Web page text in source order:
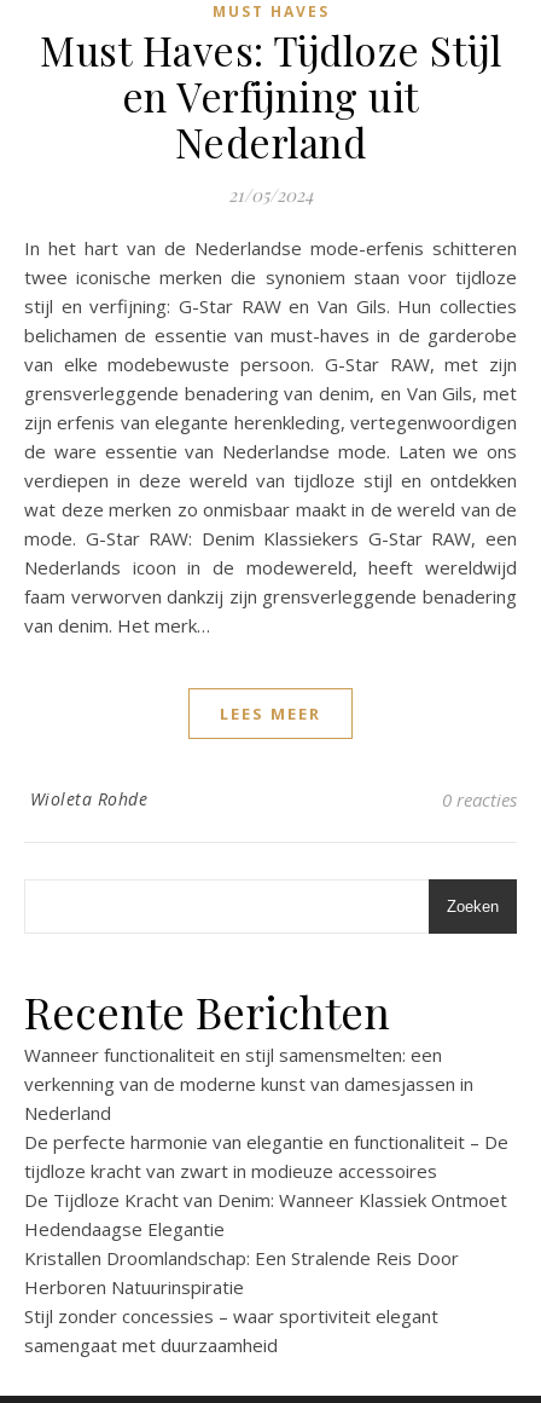
MUST HAVES
Must Haves: Tijdloze Stijl
en Verfijning uit
Nederland
21/05/2024
In het hart van de Nederlandse mode-erfenis schitteren
twee iconische merken die synoniem staan voor tijdloze
stijl en verfijning: G-Star RAW en Van Gils. Hun collecties
belichamen de essentie van must-haves in de garderobe
van elke modebewuste persoon. G-Star RAW, met zijn
grensverleggende benadering van denim, en Van Gils, met
zijn erfenis van elegante herenkleding, vertegenwoordigen
de ware essentie van Nederlandse mode. Laten we ons
verdiepen in deze wereld van tijdloze stijl en ontdekken
wat deze merken zo onmisbaar maakt in de wereld van de
mode. G-Star RAW: Denim Klassiekers G-Star RAW, een
Nederlands icoon in de modewereld, heeft wereldwijd
faam verworven dankzij zijn grensverleggende benadering
van denim. Het merk…
LEES MEER
Wioleta Rohde 0 reacties
Zoeken
Recente Berichten
Wanneer functionaliteit en stijl samensmelten: een
verkenning van de moderne kunst van damesjassen in
Nederland
De perfecte harmonie van elegantie en functionaliteit – De
tijdloze kracht van zwart in modieuze accessoires
De Tijdloze Kracht van Denim: Wanneer Klassiek Ontmoet
Hedendaagse Elegantie
Kristallen Droomlandschap: Een Stralende Reis Door
Herboren Natuurinspiratie
Stijl zonder concessies – waar sportiviteit elegant
samengaat met duurzaamheid